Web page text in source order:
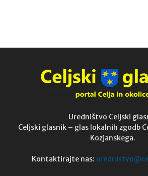
Uredništvo Celjski
Celjski glasnik – glas lokalnih zgodb
Kozjanskega.
Kontaktirajte nas: